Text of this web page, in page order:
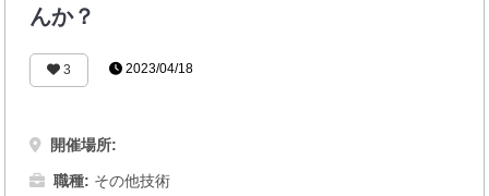
んか？
3 2023/04/18
開催場所:
職種: その他技術